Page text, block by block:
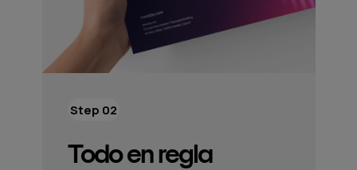
Todo en regla
Step 02